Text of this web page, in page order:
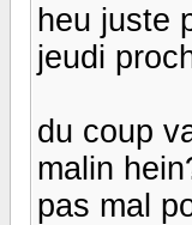
heu juste
jeudi
du coup
malin
pas mal